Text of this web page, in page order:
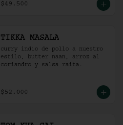
$49.500
TIKKA MASALA
curry indio de pollo a nuestro
estilo, butter naan, arroz al
coriandro y salsa raita.
$52.000